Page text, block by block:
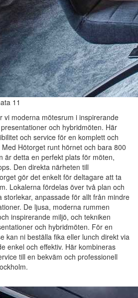
11
vi moderna mötesrum i inspirerande
och hybridmöten. Här
och service för en komplett och
Hötorget runt hörnet och bara 800
är detta en perfekt plats för möten,
Den direkta närheten till
gör det enkelt för deltagare att ta
Lokalerna fördelas över två plan och
storlekar, anpassade för allt från mindre
De ljusa, moderna rummen
inspirerande miljö, och tekniken
och hybridmöten. För en
kan ni beställa fika eller lunch direkt via
enkel och effektiv. Här kombineras
till en bekväm och professionell